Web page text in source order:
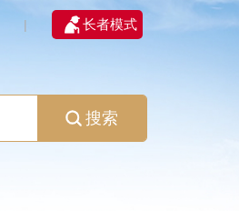
| 长者模式
搜索